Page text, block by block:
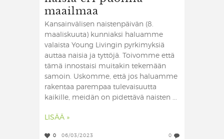
maailmaa
Kansainvälisen naistenpäivän (8.
maaliskuuta) kunniaksi haluamme
valaista Young Livingin pyrkimyksiä
auttaa naisia ja tyttöjä. Toivomme että
tämä innostaisi muitakin tekemään
samoin. ​ Uskomme, että jos haluamme
rakentaa parempaa tulevaisuutta
kaikille, meidän on pidettävä naisten ...
LISÄÄ »
0 06/03/2023 0